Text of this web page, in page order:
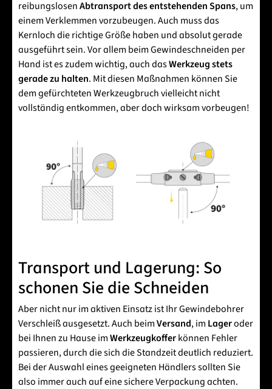
reibungslosenAbtransport des entstehenden Spans, um
einem Verklemmen vorzubeugen. Auch muss das
Kernloch die richtige Größe haben und absolut gerade
ausgeführt sein. Vor allem beim Gewindeschneiden per
Hand ist es zudem wichtig, auch dasWerkzeug stets
gerade zu halten. Mit diesen Maßnahmen können Sie
dem gefürchteten Werkzeugbruch vielleicht nicht
vollständig entkommen, aber doch wirksam vorbeugen!
Transport und Lagerung: So
schonen Sie die Schneiden
Aber nicht nur im aktiven Einsatz ist Ihr Gewindebohrer
Verschleiß ausgesetzt. Auch beimVersand, im Lageroder
bei Ihnen zu Hause imWerkzeugkofferkönnen Fehler
passieren, durch die sich die Standzeit deutlich reduziert.
Bei der Auswahl eines geeigneten Händlers sollten Sie
also immer auch auf eine sichere Verpackung achten.